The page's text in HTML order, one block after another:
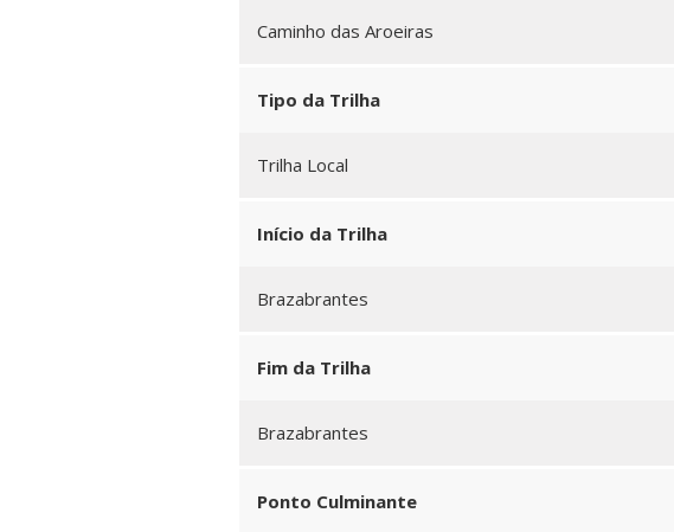
Caminho das Aroeiras
Tipo da Trilha
Trilha Local
Início da Trilha
Brazabrantes
Fim da Trilha
Brazabrantes
Ponto Culminante